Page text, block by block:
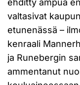
ehditty ampua
valtasivat
etunenässä –
kenraali
ja Runebergin
ammentanut